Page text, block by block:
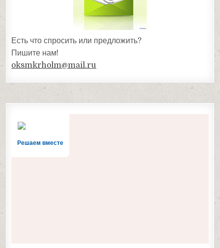
Есть что спросить или предложить?
Пишите нам!
oksmkrholm@mail.ru
Решаем вместе